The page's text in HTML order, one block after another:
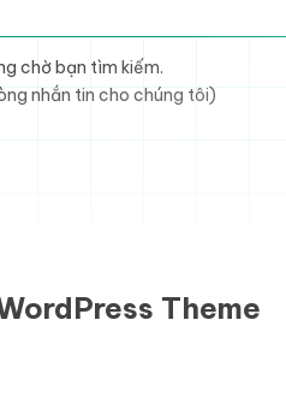
chờ bạn tìm kiếm.
nhắn tin cho chúng tôi)
Theme